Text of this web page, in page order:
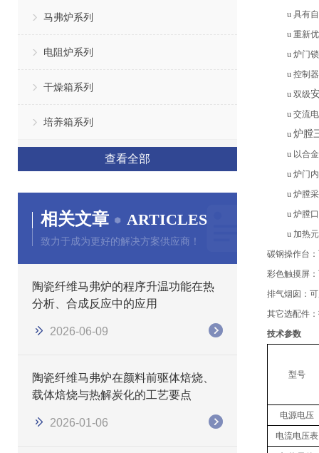
马弗炉系列
电阻炉系列
干燥箱系列
培养箱系列
查看全部
相关文章 ARTICLES
致力于成为更好的解决方案供应商！
陶瓷纤维马弗炉的程序升温功能在热
分析、合成反应中的应用
2026-06-09
陶瓷纤维马弗炉在颜料前驱体焙烧、
载体焙烧与热解炭化的工艺要点
2026-01-06
u 具有
u 重新
u 炉门
u 控制
u 双级
u 交流
u 炉膛
u 以合金
u 炉门
u 炉膛
u 炉膛口
u 加热
碳钢操作台
彩色触摸屏 ：
排气烟囱 ：
其它选配件：
技术参数
型号
电源电压
电流电压表